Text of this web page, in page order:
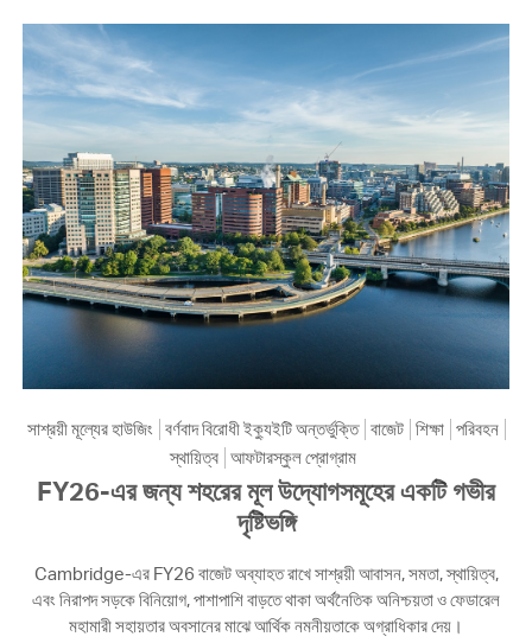
সাশ্রয়ী মূল্যের হাউজিং বর্ণবাদ বিরোধী ইক্যুইটি অন্তর্ভুক্তি বাজেট শিক্ষা পরিবহন
স্থায়িত্ব আফটারস্কুল প্রোগ্রাম
FY26-এর জন্য শহরের মূল উদ্যোগসমূহের একটি গভীর
দৃষ্টিভঙ্গি
Cambridge-এর FY26 বাজেট অব্যাহত রাখে সাশ্রয়ী আবাসন, সমতা, স্থায়িত্ব,
এবং নিরাপদ সড়কে বিনিয়োগ, পাশাপাশি বাড়তে থাকা অর্থনৈতিক অনিশ্চয়তা ও ফেডারেল
মহামারী সহায়তার অবসানের মাঝে আর্থিক নমনীয়তাকে অগ্রাধিকার দেয়।